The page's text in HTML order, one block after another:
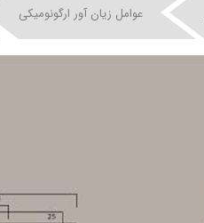
عوامل زیان آور ارگونومیکی